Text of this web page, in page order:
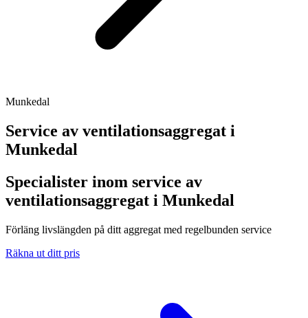
Munkedal
Service av ventilationsaggregat i
Munkedal
Specialister inom service av
ventilationsaggregat i Munkedal
Förläng livslängden på ditt aggregat med regelbunden service
Räkna ut ditt pris